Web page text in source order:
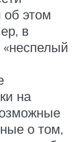
этом
в
«неспелый
на
о том,